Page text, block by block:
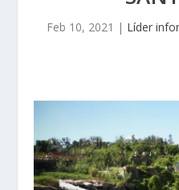
Feb 10, 2021 | Líder